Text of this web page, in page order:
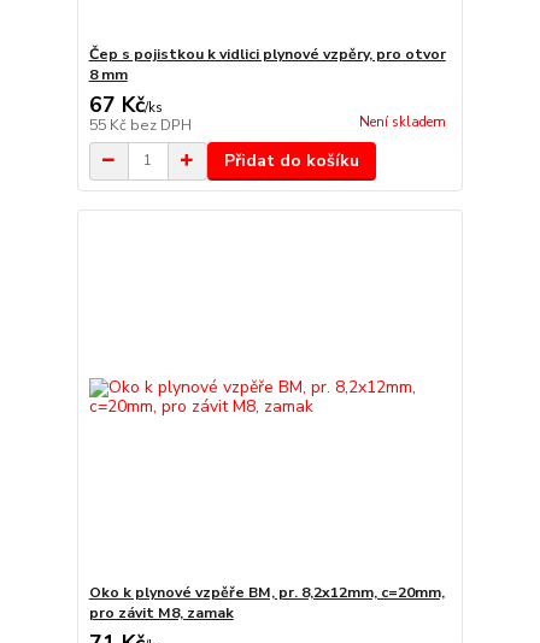
Čep s pojistkou k vidlici plynové vzpěry, pro otvor
8 mm
67 Kč/ks
55 Kč bez DPH Není skladem
Přidat do košíku
Oko k plynové vzpěře BM, pr. 8,2x12mm, c=20mm,
pro závit M8, zamak